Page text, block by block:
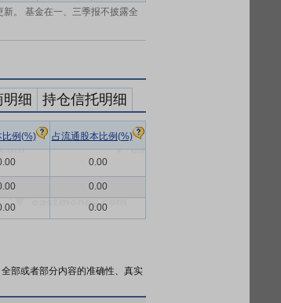
。 基金在一、三季报不披露全
细 持仓信托明细
比例(%) 占流通股本比例(%)
0.00
0.00
0.00
部或者部分内容的准确性、真实